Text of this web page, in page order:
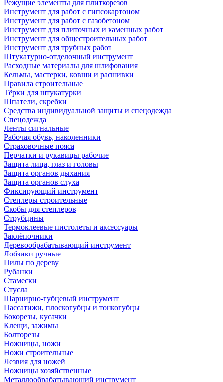
Режущие элементы для плиткорезов
Инструмент для работ с гипсокартоном
Инструмент для работ с газобетоном
Инструмент для плиточных и каменных работ
Инструмент для общестроительных работ
Инструмент для трубных работ
Штукатурно-отделочный инструмент
Расходные материалы для шлифования
Кельмы, мастерки, ковши и расшивки
Правила строительные
Тёрки для штукатурки
Шпатели, скребки
Средства индивидуальной защиты и спецодежда
Спецодежда
Ленты сигнальные
Рабочая обувь, наколенники
Страховочные пояса
Перчатки и рукавицы рабочие
Защита лица, глаз и головы
Защита органов дыхания
Защита органов слуха
Фиксирующий инструмент
Степлеры строительные
Скобы для степлеров
Струбцины
Термоклеевые пистолеты и аксессуары
Заклёпочники
Деревообрабатывающий инструмент
Лобзики ручные
Пилы по дереву
Рубанки
Стамески
Стусла
Шарнирно-губцевый инструмент
Пассатижи, плоскогубцы и тонкогубцы
Бокорезы, кусачки
Клещи, зажимы
Болторезы
Ножницы, ножи
Ножи строительные
Лезвия для ножей
Ножницы хозяйственные
Металлообрабатывающий инструмент